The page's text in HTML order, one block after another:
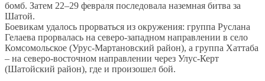
бомб. Затем 22–29 февраля последовала наземная битва за
Шатой.
Боевикам удалось прорваться из окружения: группа Руслана
Гелаева прорвалась на северо-западном направлении в село
Комсомольское (Урус-Мартановский район), а группа Хаттаба
– на северо-восточном направлении через Улус-Керт
(Шатойский район), где и произошел бой.